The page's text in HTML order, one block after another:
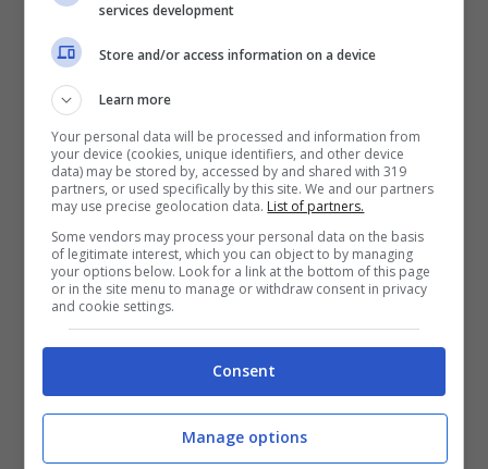
accetta. Perché scegliere la Romagna per
una vacanza con il proprio cane? Oltre alle
spiagge attrezzate e agli hotel
specializzati, il territorio offre un’ampia
varietà di esperienze da vivere insieme
agli amici pelosi.
services development
Store and/or access information on a device
Learn more
Your personal data will be processed and information from
your device (cookies, unique identifiers, and other device
data) may be stored by, accessed by and shared with 319
partners, or used specifically by this site. We and our partners
may use precise geolocation data. List of partners.
Some vendors may process your personal data on the basis
of legitimate interest, which you can object to by managing
your options below. Look for a link at the bottom of this page
or in the site menu to manage or withdraw consent in privacy
and cookie settings.
Consent
Manage options